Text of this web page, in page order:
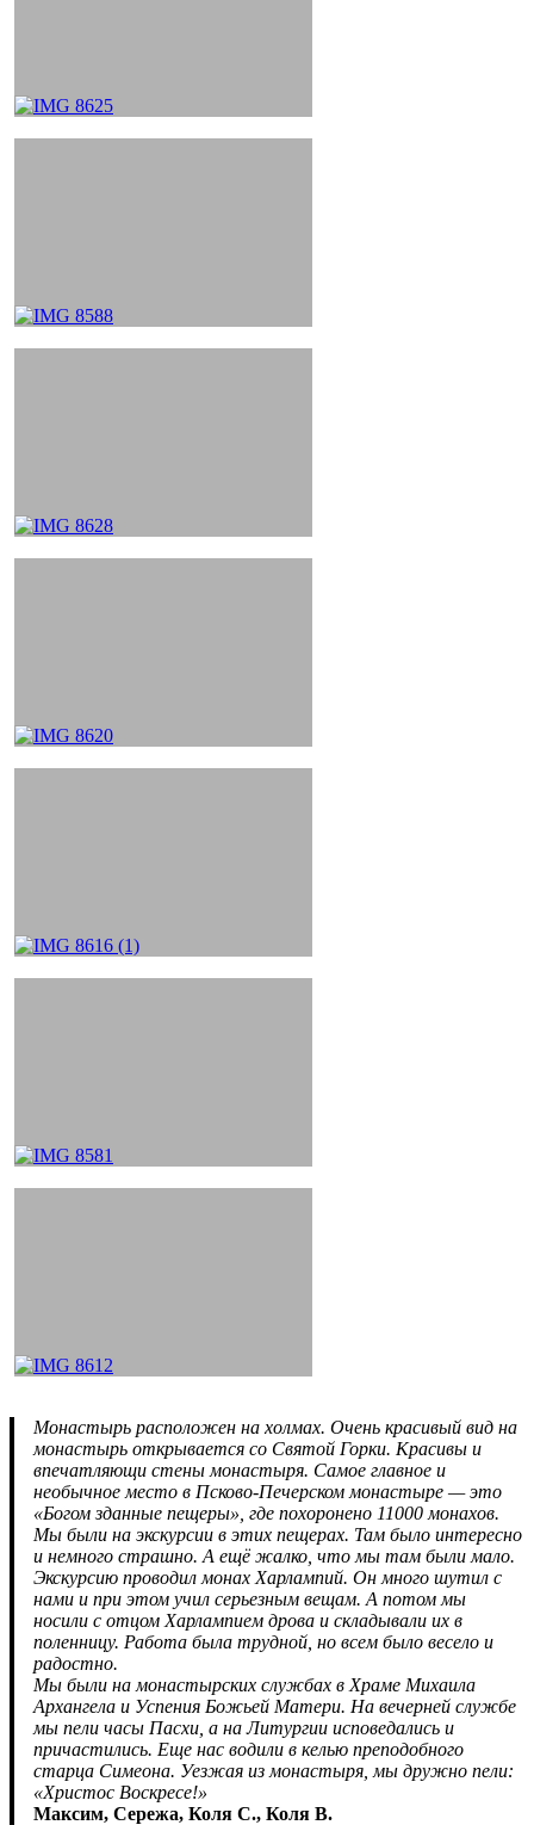
Монастырь расположен на холмах. Очень красивый вид на
монастырь открывается со Святой Горки. Красивы и
впечатляющи стены монастыря. Самое главное и
необычное место в Псково-Печерском монастыре — это
«Богом зданные пещеры», где похоронено 11000 монахов.
Мы были на экскурсии в этих пещерах. Там было интересно
и немного страшно. А ещё жалко, что мы там были мало.
Экскурсию проводил монах Харлампий. Он много шутил с
нами и при этом учил серьезным вещам. А потом мы
носили с отцом Харлампием дрова и складывали их в
поленницу. Работа была трудной, но всем было весело и
радостно.
Мы были на монастырских службах в Храме Михаила
Архангела и Успения Божьей Матери. На вечерней службе
мы пели часы Пасхи, а на Литургии исповедались и
причастились. Еще нас водили в келью преподобного
старца Симеона. Уезжая из монастыря, мы дружно пели:
«Христос Воскресе!»
Максим, Сережа, Коля С., Коля В.